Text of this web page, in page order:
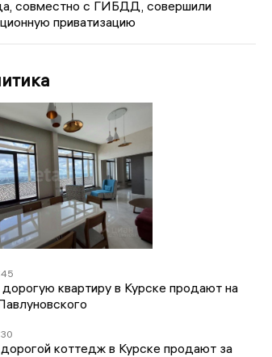
совместно с ГИБДД, совершили
приватизацию
квартиру в Курске продают на
коттедж в Курске продают за